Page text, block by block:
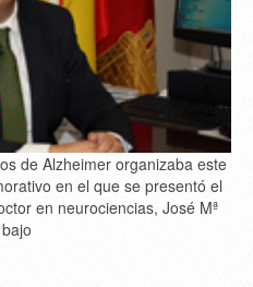
de Alzheimer organizaba este
en el que se presentó el
en neurociencias, José Mª